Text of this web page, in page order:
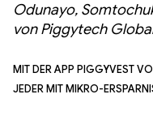
Odunayo,
von Piggytech
Mit der App PiggyVest
jeder mit Mikro-